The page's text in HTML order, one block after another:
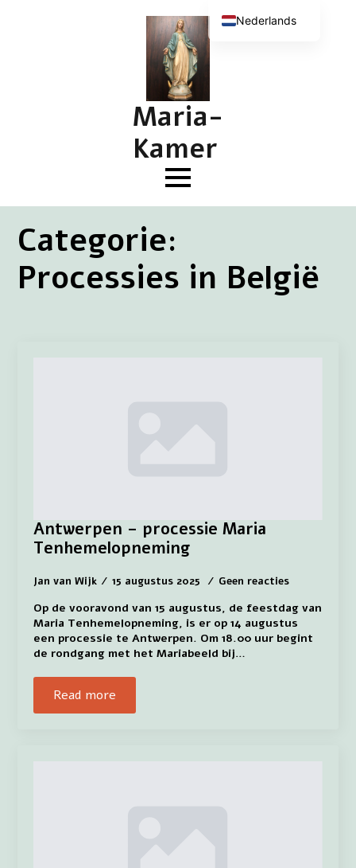
Maria-
Kamer
Categorie:
Processies in België
Antwerpen – processie Maria
Tenhemelopneming
Jan van Wijk 15 augustus 2025 Geen reacties
Op de vooravond van 15 augustus, de feestdag van
Maria Tenhemelopneming, is er op 14 augustus
een processie te Antwerpen. Om 18.00 uur begint
de rondgang met het Mariabeeld bij…
Read more
Nederlands